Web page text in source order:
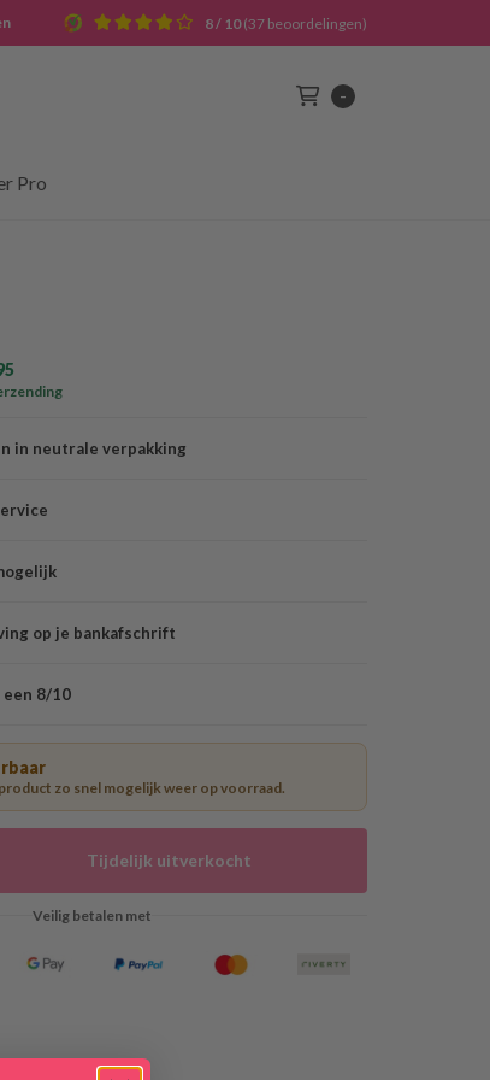
8 / 10(37 beoordelingen)
-
Winkelwagen
Pro
in neutrale verpakking
op je bankafschrift
een 8/10
zo snel mogelijk weer op voorraad.
Tijdelijk uitverkocht
Veilig betalen met